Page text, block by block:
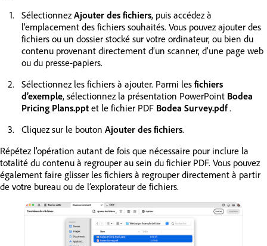
Sélectionnez Ajouter des fichiers, puis accédez à
l’emplacement des fichiers souhaités. Vous pouvez ajouter des
fichiers ou un dossier stocké sur votre ordinateur, ou bien du
contenu provenant directement d’un scanner, d’une page web
ou du presse-papiers.
Sélectionnez les fichiers à ajouter. Parmi les fichiers
d’exemple, sélectionnez la présentation PowerPoint Bodea
Pricing Plans.ppt et le fichier PDF Bodea Survey.pdf.
Cliquez sur le bouton Ajouter des fichiers.
Répétez l’opération autant de fois que nécessaire pour inclure la
totalité du contenu à regrouper au sein du fichier PDF. Vous pouvez
également faire glisser les fichiers à regrouper directement à partir
de votre bureau ou de l’explorateur de fichiers.